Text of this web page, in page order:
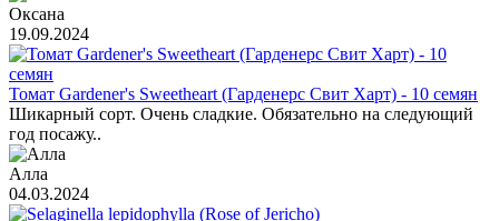
Оксана
19.09.2024
Томат Gardener's Sweetheart (Гарденерс Свит Харт) - 10 семян
Шикарный сорт. Очень сладкие. Обязательно на следующий
год посажу..
Алла
04.03.2024